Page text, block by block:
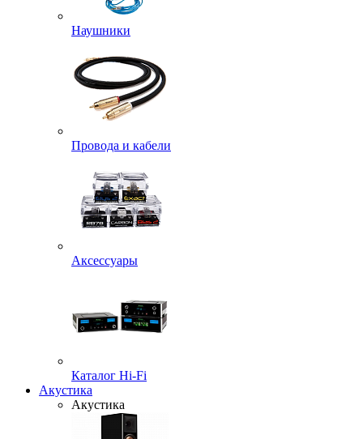
Наушники
Провода и кабели
Аксессуары
Каталог Hi-Fi
Акустика
Акустика